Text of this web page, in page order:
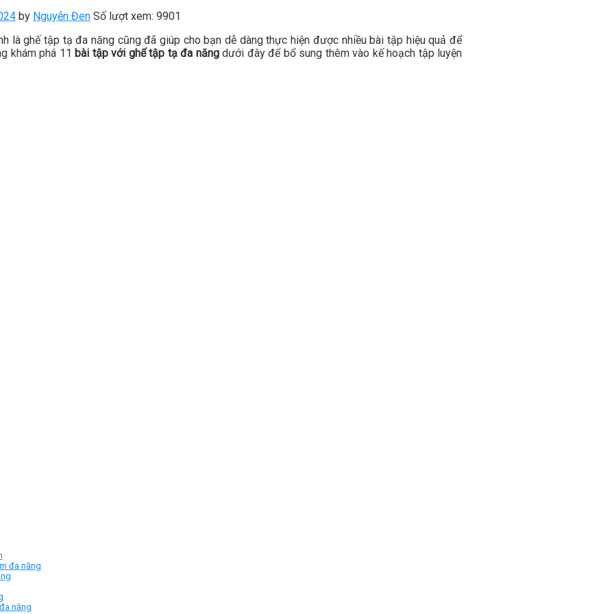
by Nguyễn Đen Số lượt xem: 9901
là ghế tập tạ đa năng cũng đã giúp cho bạn dễ dàng thực hiện được nhiều bài tập hiệu quả để
khám phá 11 bài tập với ghế tập tạ đa năngdưới đây để bổ sung thêm vào kế hoạch tập luyện
đa năng
năng